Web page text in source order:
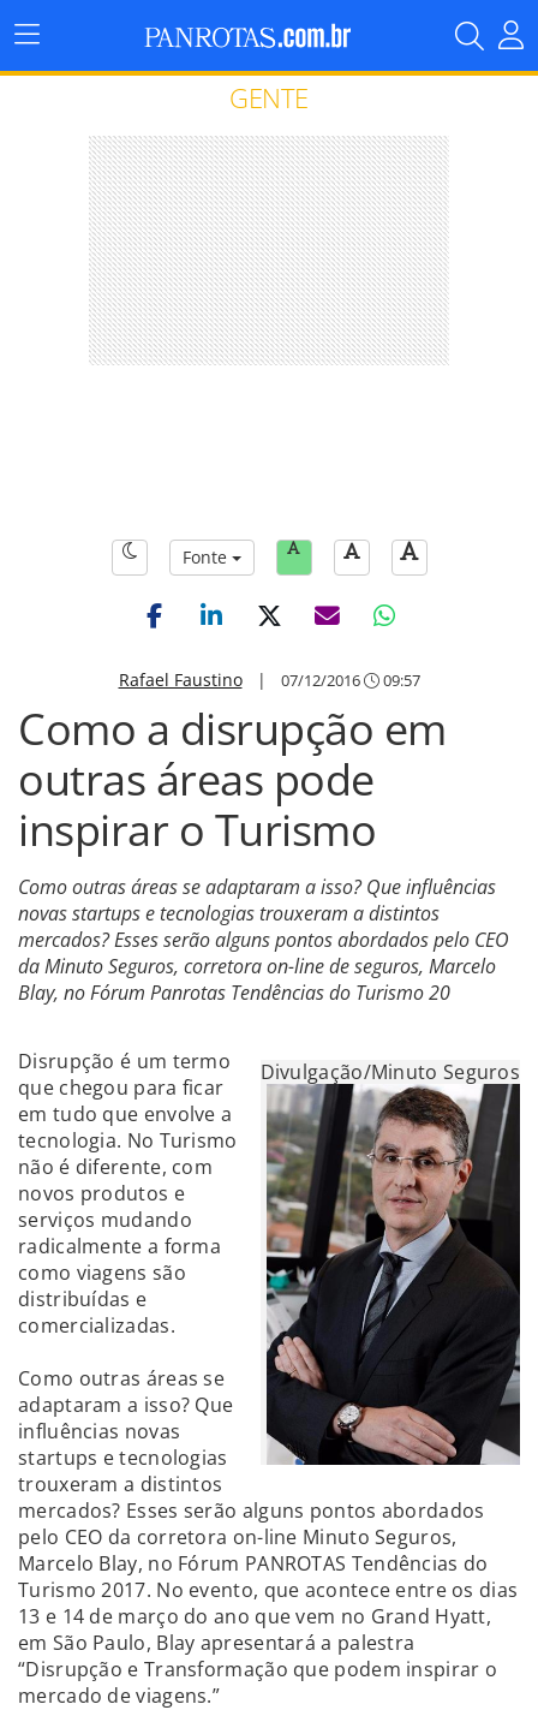
Menu
Principal
GENTE
Fonte
Rafael Faustino| 07/12/2016 09:57
Como a disrupção em
outras áreas pode
inspirar o Turismo
Como outras áreas se adaptaram a isso? Que influências
novas startups e tecnologias trouxeram a distintos
mercados? Esses serão alguns pontos abordados pelo CEO
da Minuto Seguros, corretora on-line de seguros, Marcelo
Blay, no Fórum Panrotas Tendências do Turismo 20
Divulgação/Minuto Seguros
Disrupção é um termo
que chegou para ficar
em tudo que envolve a
tecnologia. No Turismo
não é diferente, com
novos produtos e
serviços mudando
radicalmente a forma
como viagens são
distribuídas e
comercializadas.
Como outras áreas se
adaptaram a isso? Que
influências novas
startups e tecnologias
trouxeram a distintos
mercados? Esses serão alguns pontos abordados
pelo CEO da corretora on-line Minuto Seguros,
Marcelo Blay, no Fórum PANROTAS Tendências do
Turismo 2017. No evento, que acontece entre os dias
13 e 14 de março do ano que vem no Grand Hyatt,
em São Paulo, Blay apresentará a palestra
“Disrupção e Transformação que podem inspirar o
mercado de viagens.”